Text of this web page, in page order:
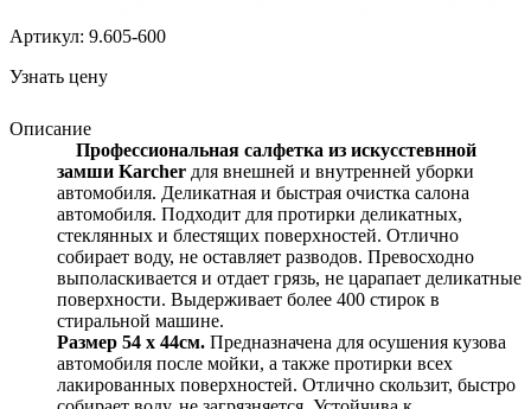
Артикул: 9.605-600
Узнать цену
Описание
Профессиональная салфетка из искусстевнной
замши Karcher для внешней и внутренней уборки
автомобиля. Деликатная и быстрая очистка салона
автомобиля. Подходит для протирки деликатных,
стеклянных и блестящих поверхностей. Отлично
собирает воду, не оставляет разводов. Превосходно
выполаскивается и отдает грязь, не царапает деликатные
поверхности. Выдерживает более 400 стирок в
стиральной машине.
Размер 54 х 44см. Предназначена для осушения кузова
автомобиля после мойки, а также протирки всех
лакированных поверхностей. Отлично скользит, быстро